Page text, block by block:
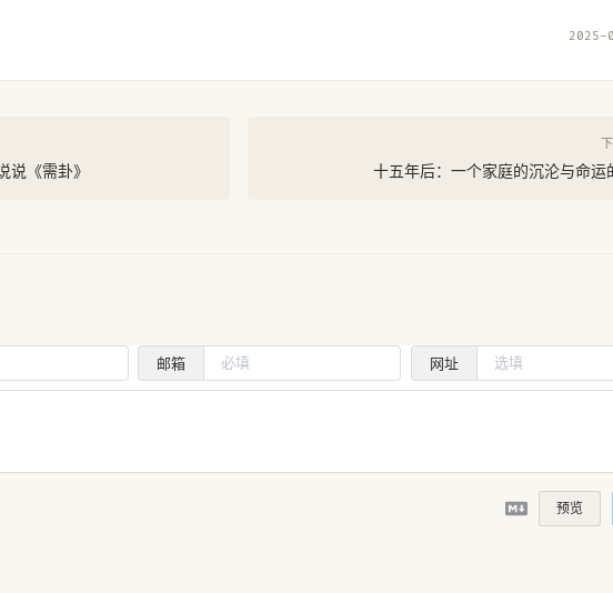
2025-
《需卦》 十五年后：一个家庭的沉沦与命运
邮箱 网址
预览